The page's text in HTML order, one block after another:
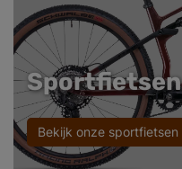
Sportfietsen
Bekijk onze sportfietsen